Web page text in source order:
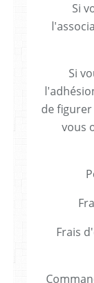
Si
Si
de
vous
Frais